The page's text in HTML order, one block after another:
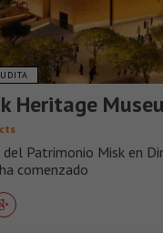
Heritage
Patrimonio Misk en
comenzado